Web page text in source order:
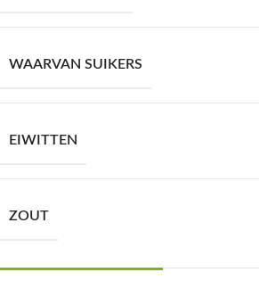
WAARVAN SUIKERS
EIWITTEN
ZOUT